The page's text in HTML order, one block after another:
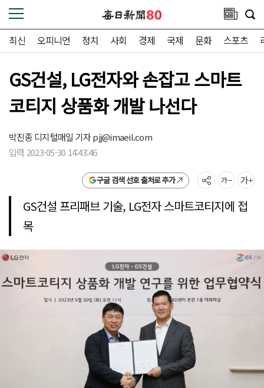
최신 오피니언 정치 사회 경제 국제 문화 스포츠
GS건설, LG전자와 손잡고 스마트
코티지 상품화 개발 나선다
박진종 디지털매일 기자pjj@imaeil.com
입력 2023-05-30 14:43:46
구글 검색 선호 출처로 추가
GS건설 프리패브 기술, LG전자 스마트코티지에 접
목